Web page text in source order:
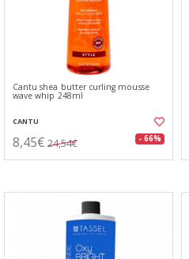
Cantu shea butter curling mousse
wave whip 248ml
CANTU
8,45€ 24,54€ - 66%